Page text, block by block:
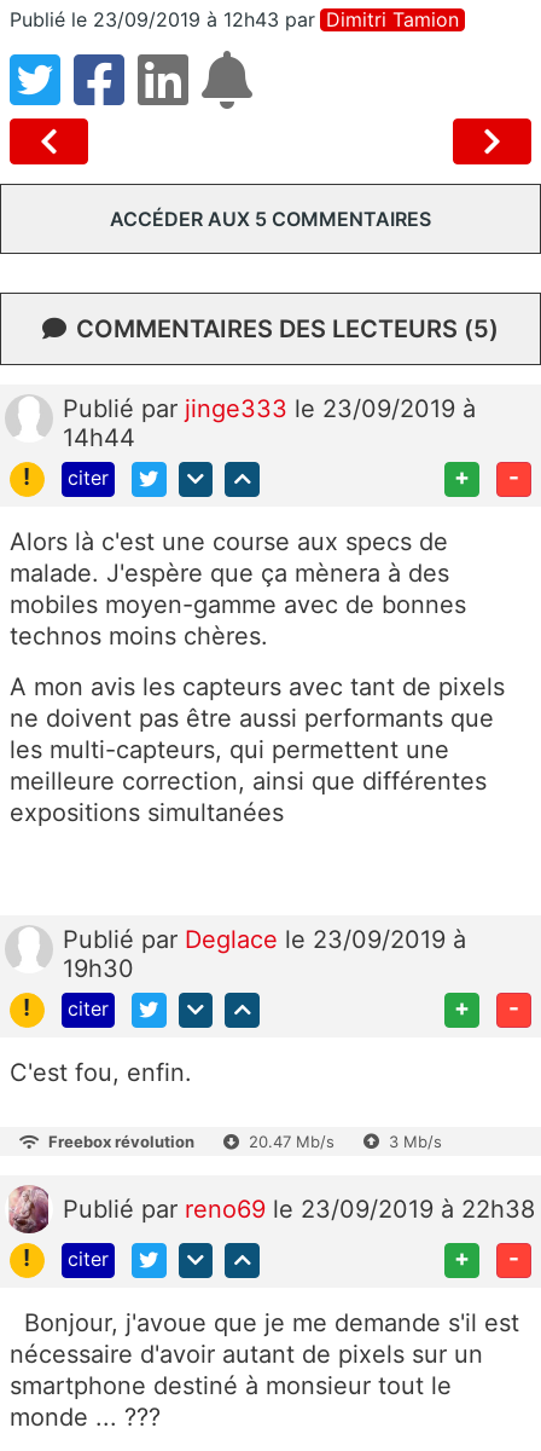
Publié le 23/09/2019 à 12h43 par Dimitri Tamion
ACCÉDER AUX 5 COMMENTAIRES
COMMENTAIRES DES LECTEURS (5)
Publié par jinge333 le 23/09/2019 à
14h44
!
citer + -
Alors là c'est une course aux specs de
malade. J'espère que ça mènera à des
mobiles moyen-gamme avec de bonnes
technos moins chères.
A mon avis les capteurs avec tant de pixels
ne doivent pas être aussi performants que
les multi-capteurs, qui permettent une
meilleure correction, ainsi que différentes
expositions simultanées
Publié par Deglace le 23/09/2019 à
19h30
!
citer + -
C'est fou, enfin.
Freebox révolution 20.47 Mb/s 3 Mb/s
Publié par reno69 le 23/09/2019 à 22h38
!
citer + -
Bonjour, j'avoue que je me demande s'il est
nécessaire d'avoir autant de pixels sur un
smartphone destiné à monsieur tout le
monde ... ???